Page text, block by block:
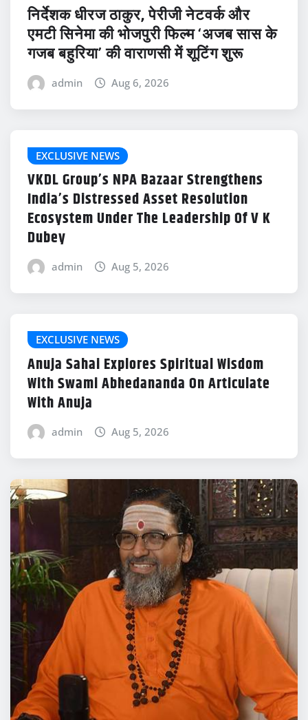
निर्देशक धीरज ठाकुर, पेरीजी नेटवर्क और
एमटी सिनेमा की भोजपुरी फिल्म ‘अजब सास के
गजब बहुरिया’ की वाराणसी में शूटिंग शुरू
admin Aug 6, 2026
EXCLUSIVE NEWS
VKDL Group’s NPA Bazaar Strengthens
India’s Distressed Asset Resolution
Ecosystem Under The Leadership Of V K
Dubey
admin Aug 5, 2026
EXCLUSIVE NEWS
Anuja Sahai Explores Spiritual Wisdom
With Swami Abhedananda On Articulate
With Anuja
admin Aug 5, 2026